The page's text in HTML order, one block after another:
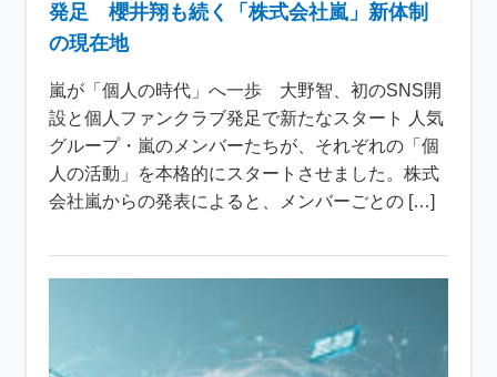
発足 櫻井翔も続く「株式会社嵐」新体制
の現在地
嵐が「個人の時代」へ一歩 大野智、初のSNS開
設と個人ファンクラブ発足で新たなスタート 人気
グループ・嵐のメンバーたちが、それぞれの「個
人の活動」を本格的にスタートさせました。株式
会社嵐からの発表によると、メンバーごとの […]